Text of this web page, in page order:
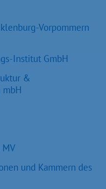
Vorpommern
Institut GmbH
&
und Kammern des